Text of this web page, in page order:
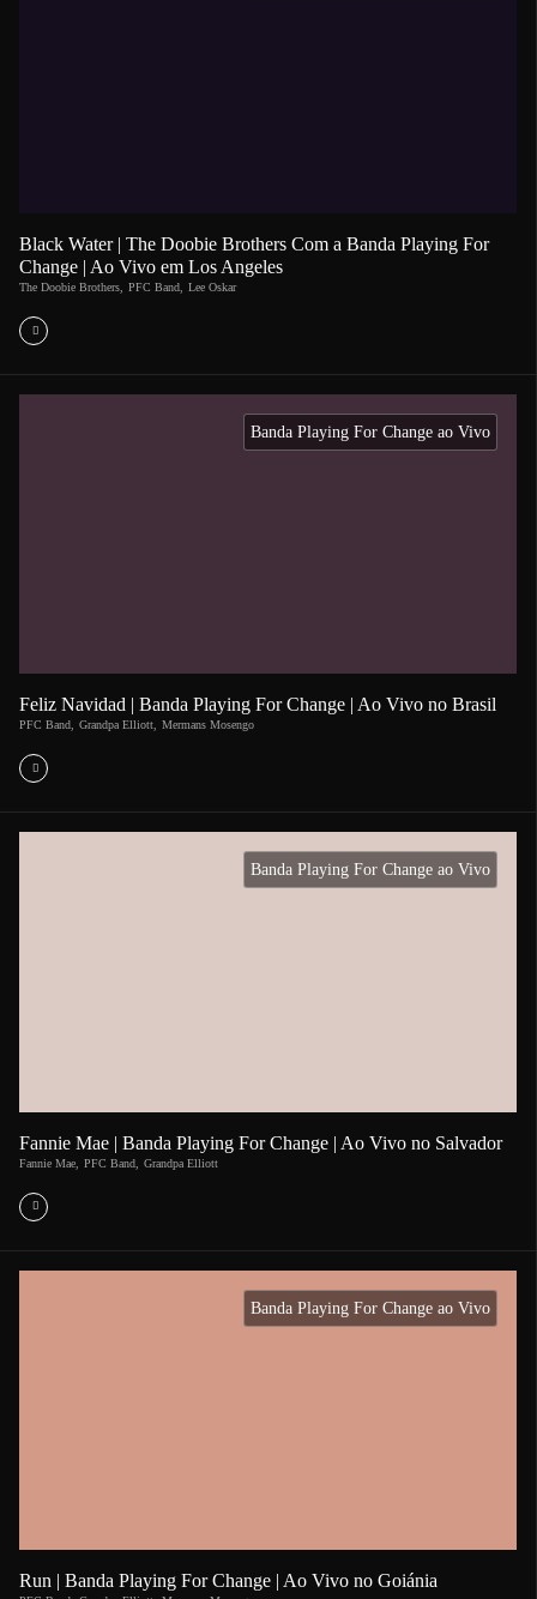
Black Water | The Doobie Brothers Com a Banda Playing For
Change | Ao Vivo em Los Angeles
The Doobie Brothers PFC Band Lee Oskar
Banda Playing For Change ao Vivo
Feliz Navidad | Banda Playing For Change | Ao Vivo no Brasil
PFC Band, Grandpa Elliott, Mermans Mosengo
Banda Playing For Change ao Vivo
Fannie Mae | Banda Playing For Change | Ao Vivo no Salvador
Fannie Mae PFC Band Grandpa Elliott
Banda Playing For Change ao Vivo
Run | Banda Playing For Change | Ao Vivo no Goiánia